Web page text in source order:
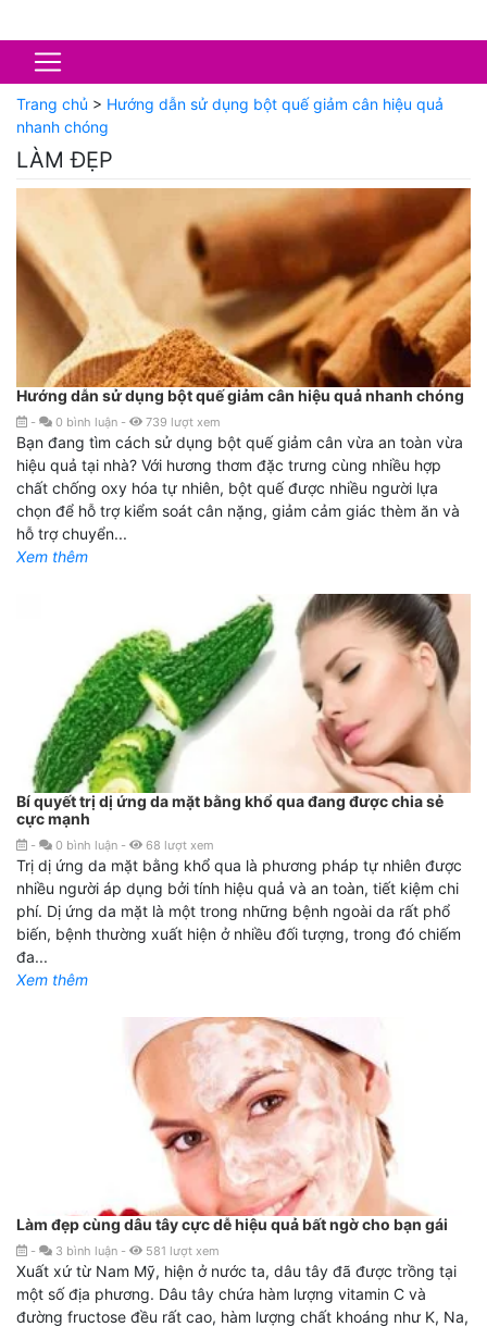
Trang chủ > Hướng dẫn sử dụng bột quế giảm cân hiệu quả
nhanh chóng
LÀM ĐẸP
Hướng dẫn sử dụng bột quế giảm cân hiệu quả nhanh chóng
- 0 bình luận - 739 lượt xem
Bạn đang tìm cách sử dụng bột quế giảm cân vừa an toàn vừa
hiệu quả tại nhà? Với hương thơm đặc trưng cùng nhiều hợp
chất chống oxy hóa tự nhiên, bột quế được nhiều người lựa
chọn để hỗ trợ kiểm soát cân nặng, giảm cảm giác thèm ăn và
hỗ trợ chuyển...
Xem thêm
Bí quyết trị dị ứng da mặt bằng khổ qua đang được chia sẻ
cực mạnh
- 0 bình luận - 68 lượt xem
Trị dị ứng da mặt bằng khổ qua là phương pháp tự nhiên được
nhiều người áp dụng bởi tính hiệu quả và an toàn, tiết kiệm chi
phí. Dị ứng da mặt là một trong những bệnh ngoài da rất phổ
biến, bệnh thường xuất hiện ở nhiều đối tượng, trong đó chiếm
đa...
Xem thêm
Làm đẹp cùng dâu tây cực dễ hiệu quả bất ngờ cho bạn gái
- 3 bình luận - 581 lượt xem
Xuất xứ từ Nam Mỹ, hiện ở nước ta, dâu tây đã được trồng tại
một số địa phương. Dâu tây chứa hàm lượng vitamin C và
đường fructose đều rất cao, hàm lượng chất khoáng như K, Na,